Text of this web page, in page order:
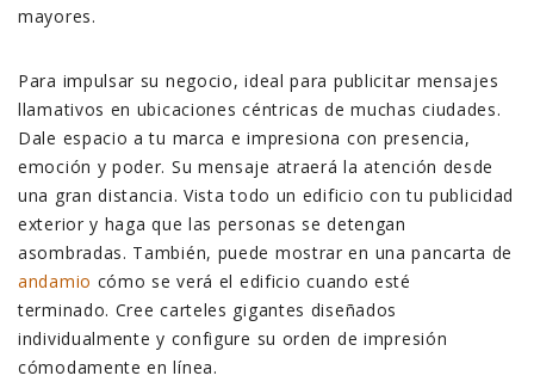
mayores.
Para impulsar su negocio, ideal para publicitar mensajes
llamativos en ubicaciones céntricas de muchas ciudades.
Dale espacio a tu marca e impresiona con presencia,
emoción y poder. Su mensaje atraerá la atención desde
una gran distancia. Vista todo un edificio con tu publicidad
exterior y haga que las personas se detengan
asombradas. También, puede mostrar en una pancarta de
andamio cómo se verá el edificio cuando esté
terminado. Cree carteles gigantes diseñados
individualmente y configure su orden de impresión
cómodamente en línea.